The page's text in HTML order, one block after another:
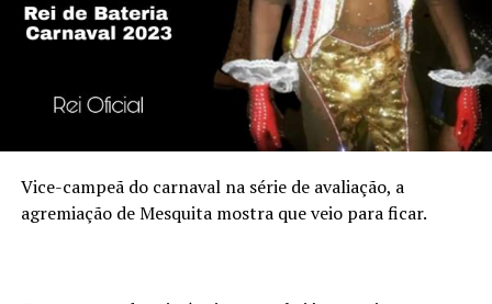
Vice-campeã do carnaval na série de avaliação, a
agremiação de Mesquita mostra que veio para ficar.